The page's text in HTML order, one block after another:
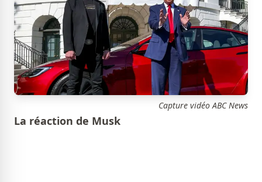
Capture vidéo ABC News
La réaction de Musk